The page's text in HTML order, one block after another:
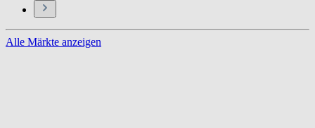
Alle Märkte anzeigen